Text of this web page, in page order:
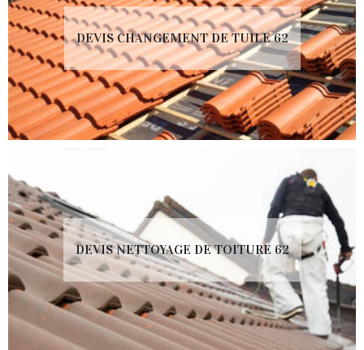
DEVIS CHANGEMENT DE TUILE 62
DEVIS NETTOYAGE DE TOITURE 62